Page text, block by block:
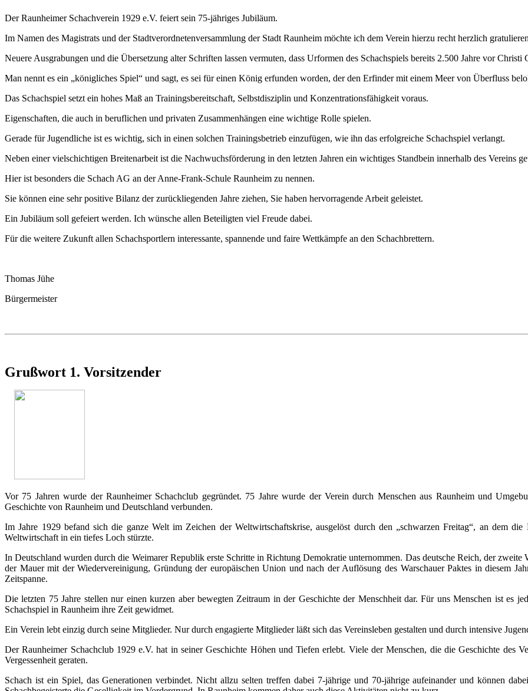
Der Raunheimer Schachverein 1929 e.V. feiert sein 75-jähriges Jubiläum.
Im Namen des Magistrats und der Stadtverordnetenversammlung der Stadt Raunheim möchte ich dem Verein hierzu recht herzlich
Neuere Ausgrabungen und die Übersetzung alter Schriften lassen vermuten, dass Urformen des Schachspiels bereits 2.500 Jahre vor Christi
Man nennt es ein „königliches Spiel“ und sagt, es sei für einen König erfunden worden, der den Erfinder mit einem Meer von Überfluss
Das Schachspiel setzt ein hohes Maß an Trainingsbereitschaft, Selbstdisziplin und Konzentrationsfähigkeit voraus.
Eigenschaften, die auch in beruflichen und privaten Zusammenhängen eine wichtige Rolle spielen.
Gerade für Jugendliche ist es wichtig, sich in einen solchen Trainingsbetrieb einzufügen, wie ihn das erfolgreiche Schachspiel verlangt.
Neben einer vielschichtigen Breitenarbeit ist die Nachwuchsförderung in den letzten Jahren ein wichtiges Standbein innerhalb des Vereins
Hier ist besonders die Schach AG an der Anne-Frank-Schule Raunheim zu nennen.
Sie können eine sehr positive Bilanz der zurückliegenden Jahre ziehen, Sie haben hervorragende Arbeit geleistet.
Ein Jubiläum soll gefeiert werden. Ich wünsche allen Beteiligten viel Freude dabei.
Für die weitere Zukunft allen Schachsportlern interessante, spannende und faire Wettkämpfe an den Schachbrettern.
Thomas Jühe
Bürgermeister
Grußwort 1. Vorsitzender
Vor 75 Jahren wurde der Raunheimer Schachclub gegründet. 75 Jahre wurde der Verein durch Menschen aus Raunheim und
Geschichte von Raunheim und Deutschland verbunden.
Im Jahre 1929 befand sich die ganze Welt im Zeichen der Weltwirtschaftskrise, ausgelöst durch den „schwarzen Freitag“, an dem
Weltwirtschaft in ein tiefes Loch stürzte.
In Deutschland wurden durch die Weimarer Republik erste Schritte in Richtung Demokratie unternommen. Das deutsche Reich, der
der Mauer mit der Wiedervereinigung, Gründung der europäischen Union und nach der Auflösung des Warschauer Paktes in diesem
Zeitspanne.
Die letzten 75 Jahre stellen nur einen kurzen aber bewegten Zeitraum in der Geschichte der Menschheit dar. Für uns Menschen ist es
Schachspiel in Raunheim ihre Zeit gewidmet.
Ein Verein lebt einzig durch seine Mitglieder. Nur durch engagierte Mitglieder läßt sich das Vereinsleben gestalten und durch intensive
Der Raunheimer Schachclub 1929 e.V. hat in seiner Geschichte Höhen und Tiefen erlebt. Viele der Menschen, die die Geschichte des
Vergessenheit geraten.
Schach ist ein Spiel, das Generationen verbindet. Nicht allzu selten treffen dabei 7-jährige und 70-jährige aufeinander und können